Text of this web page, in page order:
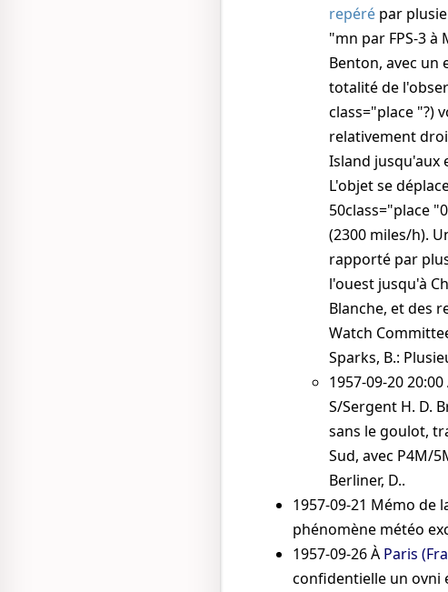
repéré par
"mn par FPS-3 à
Benton, avec un
totalité de
class="place "?)
relativement
Island jusqu'aux
L'objet se
50class="place
(2300 miles/h).
rapporté par
l'ouest jusqu'à
Blanche, et des
Watch
Sparks, B.:
1957-09-20 20:00
S/Sergent H. D.
sans le goulot,
Sud, avec P4M/
Berliner, D..
1957-09-21 Mémo de
phénomène météo
1957-09-26À Paris
confidentielle un ovni